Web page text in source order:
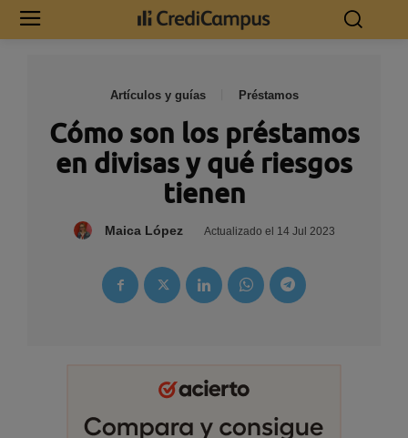
Artículos y guías Préstamos
Cómo son los préstamos
en divisas y qué riesgos
tienen
Maica López Actualizado el 14 Jul 2023